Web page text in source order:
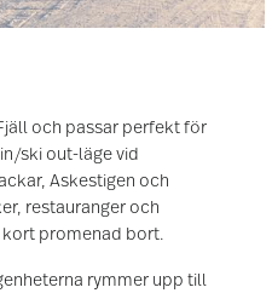
och passar perfekt för
ski out-läge vid
Askestigen och
restauranger och
kort promenad bort.
rymmer upp till